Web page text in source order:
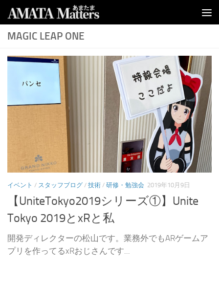
コンテンツへスキップ
MAGIC LEAP ONE
イベント / スタッフブログ / 技術 / 研修・勉強会 2019年10月9日
【UniteTokyo2019シリーズ①】Unite
Tokyo 2019とxRと私
開発ディレクターの松山です。業務外でもARゲームア
プリを作ってるxRおじさんです...